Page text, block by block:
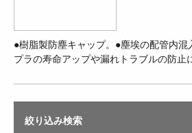
●樹脂製防塵キャップ。●塵埃の配管内混
プラの寿命アップや漏れトラブルの防止
絞り込み検索